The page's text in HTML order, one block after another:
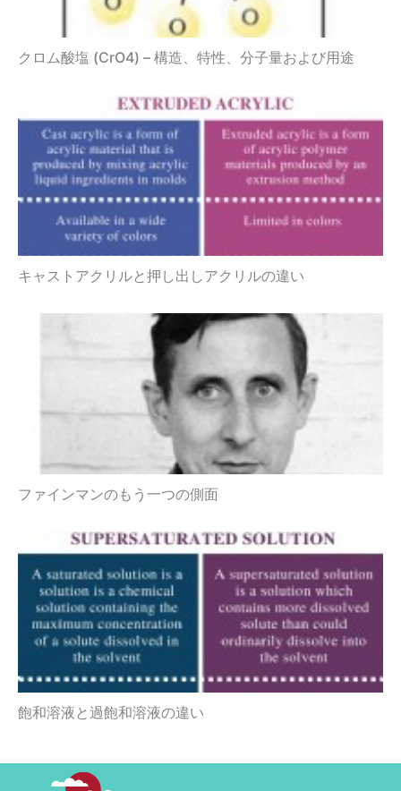
クロム酸塩 (CrO4) – 構造、特性、分子量および用途
キャストアクリルと押し出しアクリルの違い
ファインマンのもう一つの側面
飽和溶液と過飽和溶液の違い